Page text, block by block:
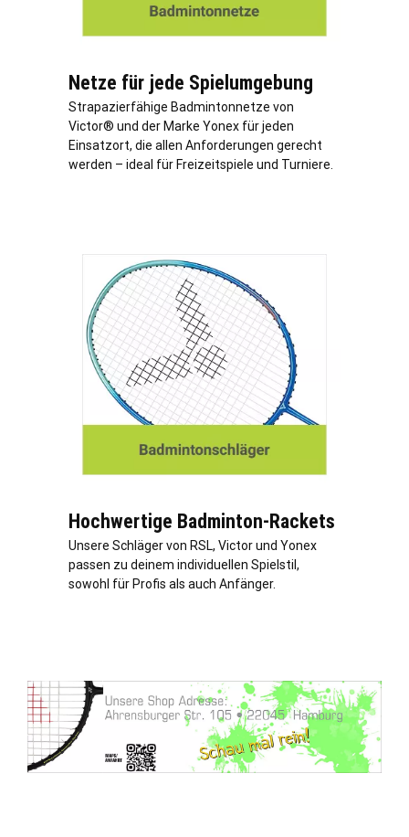
Netze für jede Spielumgebung
Strapazierfähige Badmintonnetze von
Victor® und der Marke Yonex für jeden
Einsatzort, die allen Anforderungen gerecht
werden – ideal für Freizeitspiele und Turniere.
Hochwertige Badminton-Rackets
Unsere Schläger von RSL, Victor und Yonex
passen zu deinem individuellen Spielstil,
sowohl für Profis als auch Anfänger.